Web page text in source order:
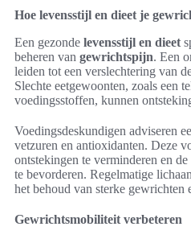
Hoe levensstijl en dieet je
Een gezonde levensstijl en dieet
beheren van gewrichtspijn. Een
leiden tot een verslechtering van
Slechte eetgewoonten, zoals een
voedingsstoffen, kunnen
Voedingsdeskundigen adviseren
vetzuren en antioxidanten. Deze
ontstekingen te verminderen en
te bevorderen. Regelmatige
het behoud van sterke gewrichten
Gewrichtsmobiliteit verbeteren